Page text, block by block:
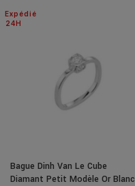
24H
Expédié
Bague Dinh Van Le Cube
Diamant Petit Modèle Or Blanc